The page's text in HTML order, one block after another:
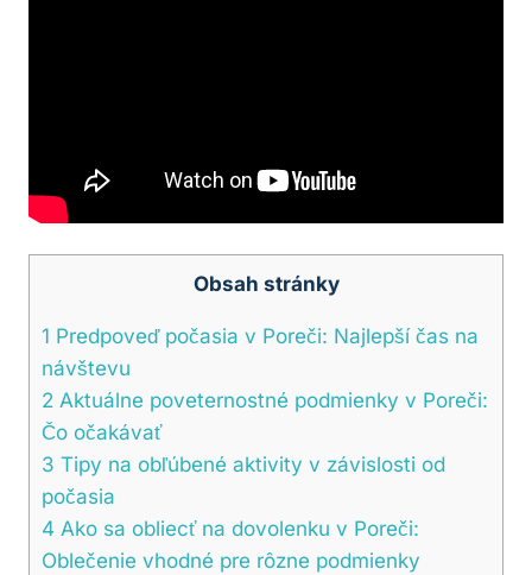
Obsah stránky
1 Predpoveď počasia v Poreči: Najlepší čas ‌na⁣
návštevu
2 Aktuálne poveternostné podmienky v Poreči:
⁤Čo očakávať
3 Tipy na ⁣obľúbené aktivity ​v ⁢závislosti⁤ od
počasia
4 Ako sa obliecť na dovolenku v Poreči:
Oblečenie vhodné pre⁣ rôzne⁢ podmienky